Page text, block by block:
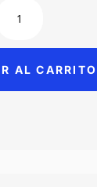
AL CARRITO